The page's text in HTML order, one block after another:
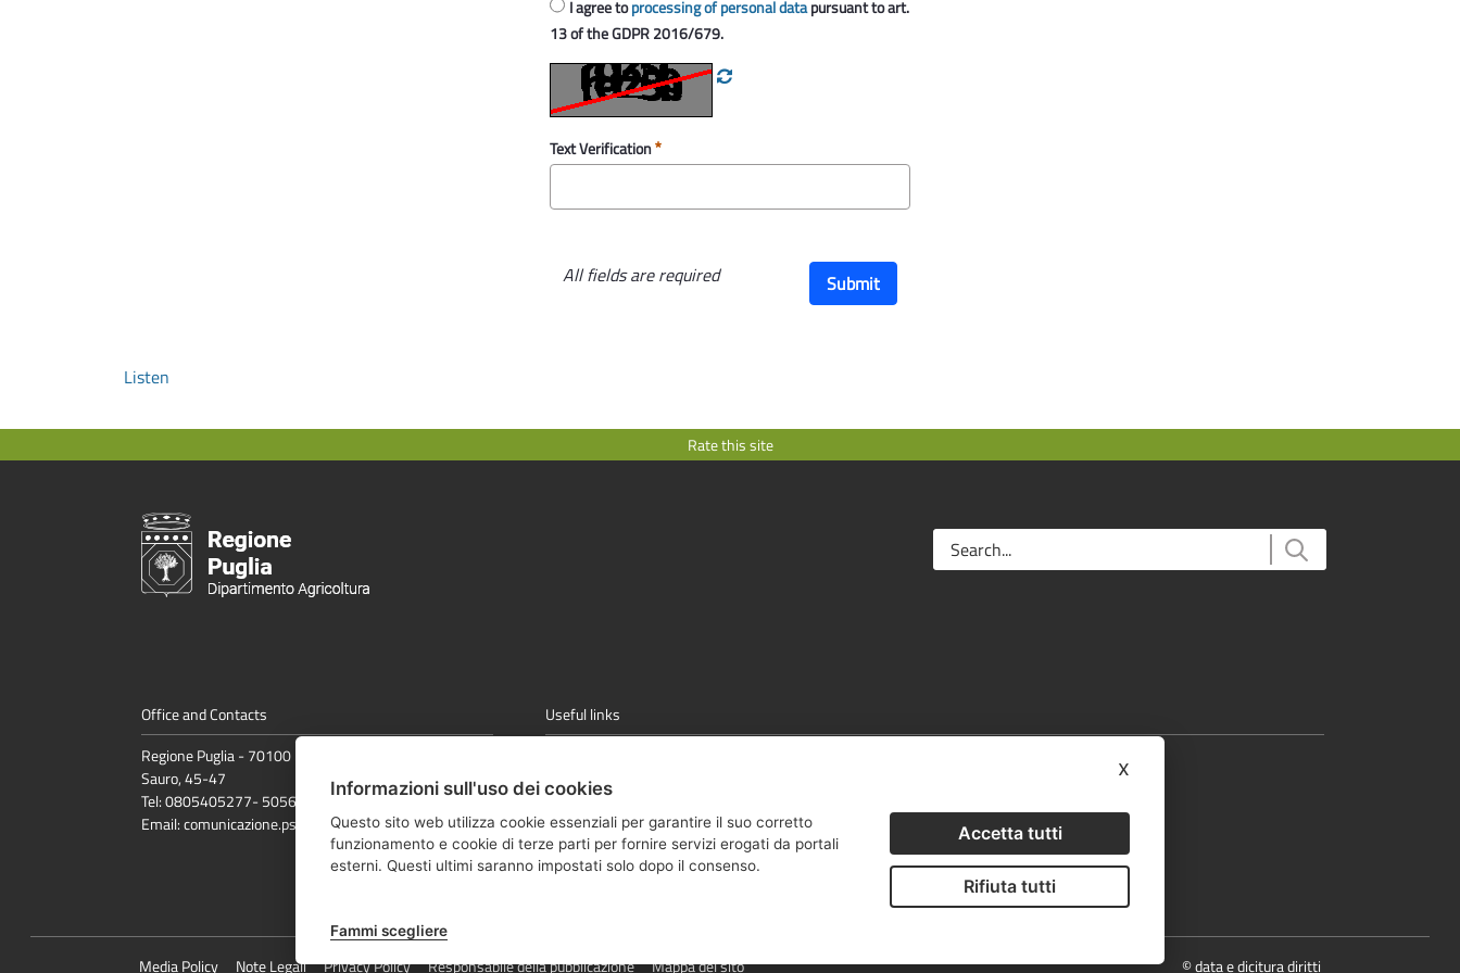
I agree toprocessing of personal datapursuant to art.
13 of the GDPR 2016/679.
Text Verification
All fields are required Submit
Listen
Rate this site
Office and Contacts
Regione Puglia - 70100 Bari, Lungomare Nazario
Sauro, 45-47
Tel: 0805405277- 5056
Email:comunicazione.psr@regione.puglia.it
Useful links
Commissione Europea Agricoltura e Sviluppo Rurale
Ministero delle Politiche Agricole Alimentari e Forestali
AGEA - Agenzia per le Erogazioni in Agricoltura
SIAN - Sistema Informativo Agricolo Nazionale
CREA
Media Policy Note Legali Privacy Policy Responsabile della pubblicazione Mappa del sito © data e dicitura diritti
x
Informazioni sull'uso dei cookies
Questo sito web utilizza cookie essenziali per garantire il suo corretto
funzionamento e cookie di terze parti per fornire servizi erogati da portali
esterni. Questi ultimi saranno impostati solo dopo il consenso.
Fammi scegliere
Accetta tutti
Rifiuta tutti